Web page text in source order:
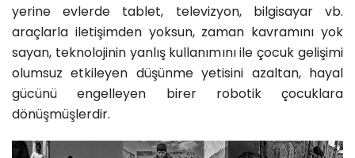
yerine evlerde tablet, televizyon, bilgisayar vb.
araçlarla iletişimden yoksun, zaman kavramını yok
sayan, teknolojinin yanlış kullanımını ile çocuk gelişimi
olumsuz etkileyen düşünme yetisini azaltan, hayal
gücünü engelleyen birer robotik çocuklara
dönüşmüşlerdir.